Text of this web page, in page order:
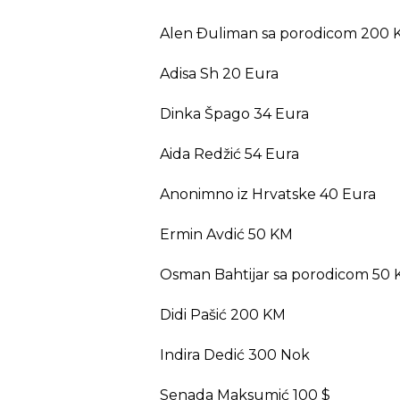
Alen Ðuliman sa porodicom 200
Adisa Sh 20 Eura
Dinka Špago 34 Eura
Aida Redžić 54 Eura
Anonimno iz Hrvatske 40 Eura
Ermin Avdić 50 KM
Osman Bahtijar sa porodicom 50
Didi Pašić 200 KM
Indira Dedić 300 Nok
Senada Maksumić 100 $